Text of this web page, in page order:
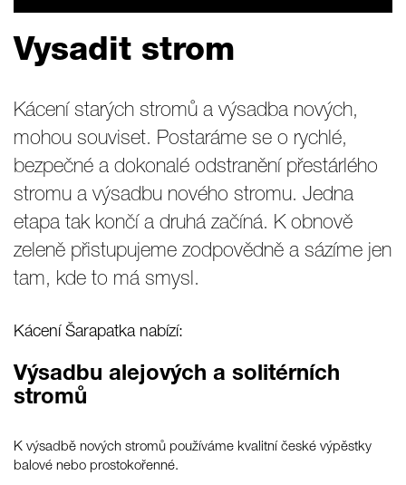
Vysadit strom
Kácení starých stromů a výsadba nových,
mohou souviset. Postaráme se o rychlé,
bezpečné a dokonalé odstranění přestárlého
stromu a výsadbu nového stromu. Jedna
etapa tak končí a druhá začíná. K obnově
zeleně přistupujeme zodpovědně a sázíme jen
tam, kde to má smysl.
Kácení Šarapatka nabízí:
Výsadbu alejových a solitérních
stromů
K výsadbě nových stromů používáme kvalitní české výpěstky
balové nebo prostokořenné.